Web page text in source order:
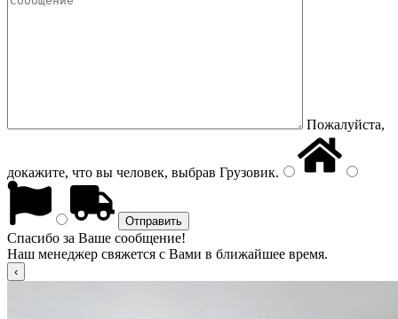
Пожалуйста,
докажите, что вы человек, выбрав Грузовик.
Спасибо за Ваше сообщение!
Наш менеджер свяжется с Вами в ближайшее время.